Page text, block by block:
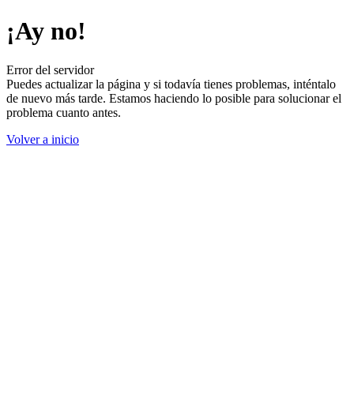
¡Ay no!
Error del servidor
Puedes actualizar la página y si todavía tienes problemas, inténtalo
de nuevo más tarde. Estamos haciendo lo posible para solucionar el
problema cuanto antes.
Volver a inicio